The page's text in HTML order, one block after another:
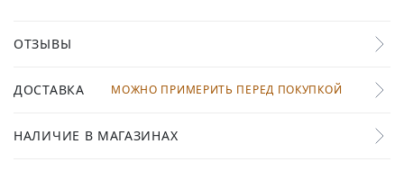
ОТЗЫВЫ
ДОСТАВКА МОЖНО ПРИМЕРИТЬ ПЕРЕД ПОКУПКОЙ
НАЛИЧИЕ В МАГАЗИНАХ